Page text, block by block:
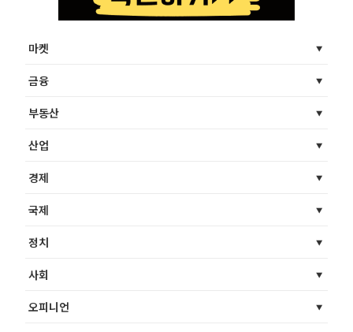
마켓
금융
부동산
산업
경제
국제
정치
사회
오피니언